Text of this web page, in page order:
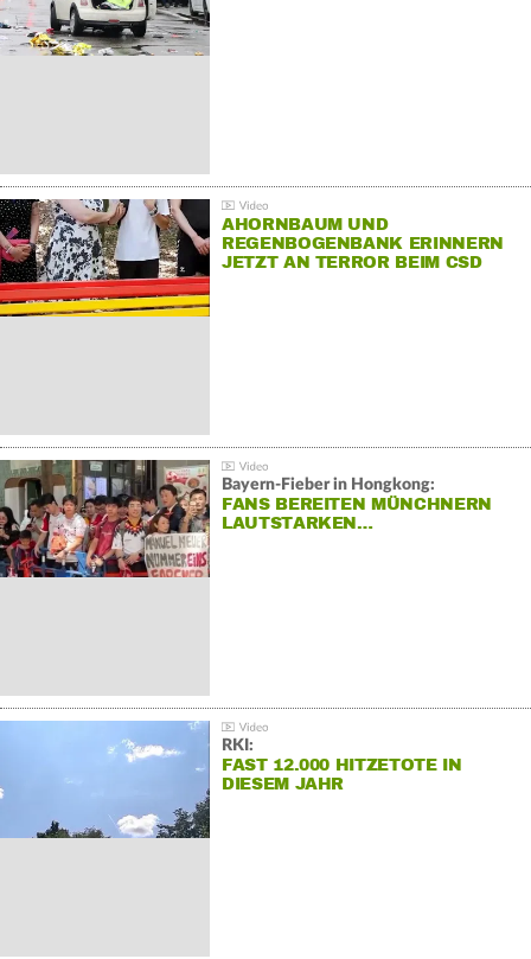
AHORNBAUM UND
REGENBOGENBANK ERINNERN
JETZT AN TERROR BEIM CSD
Bayern-Fieber in Hongkong:
FANS BEREITEN MÜNCHNERN
LAUTSTARKEN…
RKI:
FAST 12.000 HITZETOTE IN
DIESEM JAHR